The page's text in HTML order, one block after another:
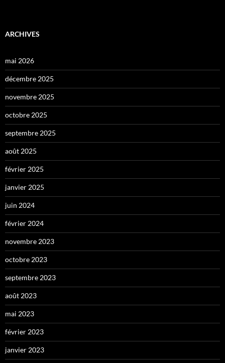
ARCHIVES
mai 2026
décembre 2025
novembre 2025
octobre 2025
septembre 2025
août 2025
février 2025
janvier 2025
juin 2024
février 2024
novembre 2023
octobre 2023
septembre 2023
août 2023
mai 2023
février 2023
janvier 2023